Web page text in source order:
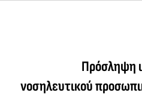
Πρόσληψη
νοσηλευτικού